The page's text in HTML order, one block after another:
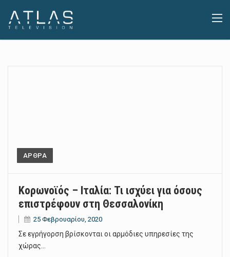
ΑΡΘΡΑ
Κορωνοϊός – Ιταλία: Τι ισχύει για όσους
επιστρέφουν στη Θεσσαλονίκη
25 Φεβρουαρίου, 2020
Σε εγρήγορση βρίσκονται οι αρμόδιες υπηρεσίες της
χώρας…